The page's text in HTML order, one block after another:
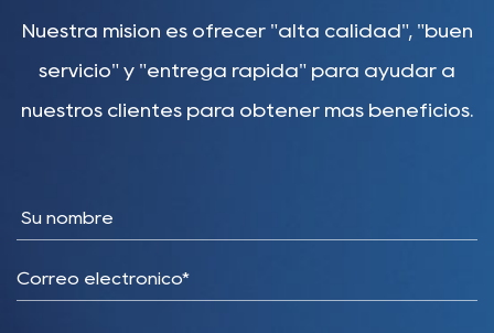
Nuestra misión es ofrecer "alta calidad", "buen
servicio" y "entrega rápida" para ayudar a
nuestros clientes para obtener más beneficios.